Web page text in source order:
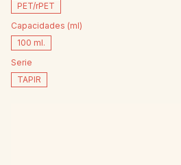
PET/rPET
Capacidades (ml)
100 ml.
Serie
TAPIR